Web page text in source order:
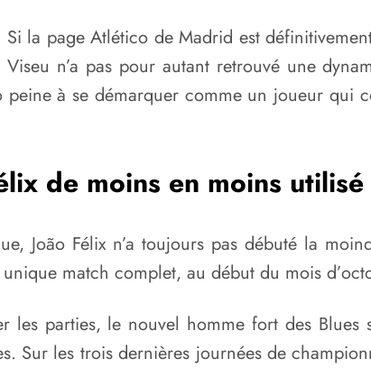
Si la page Atlético de Madrid est
n’a pas pour autant retrouvé une
à se démarquer comme un joueur qui
de moins en moins utilisé
João Félix n’a toujours pas débuté la
match complet, au début du mois
parties, le nouvel homme fort des
les trois dernières journées de